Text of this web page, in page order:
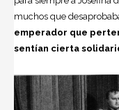
muchos que
emperador que
sentían cierta